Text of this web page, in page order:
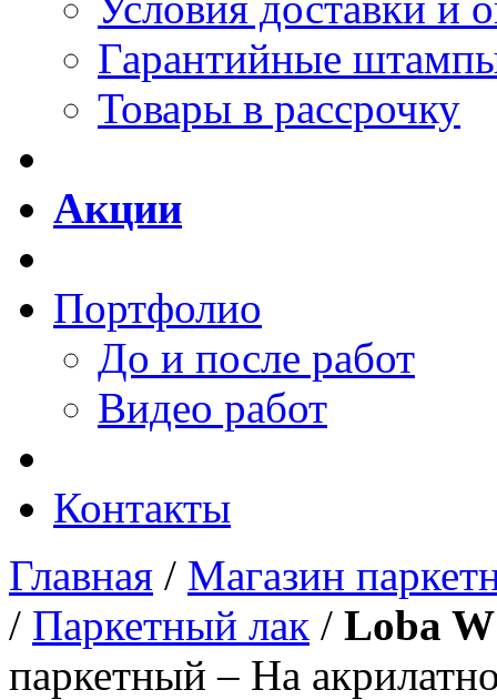
Гарантийные
Товары в рассрочку
Акции
Портфолио
До и после работ
Видео работ
Контакты
Главная / Магазин
/ Паркетный лак / Loba
паркетный – На